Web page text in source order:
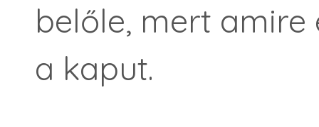
belőle, mert amire
a kaput.